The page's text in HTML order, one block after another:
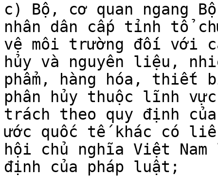
c) Bộ, cơ quan ngang
nhân dân cấp tỉnh tổ
vệ môi trường đối với
hủy và nguyên liệu,
phẩm, hàng hóa, thiết
phân hủy thuộc lĩnh
trách theo quy định
ước quốc tế khác có
hội chủ nghĩa Việt
định của pháp luật;